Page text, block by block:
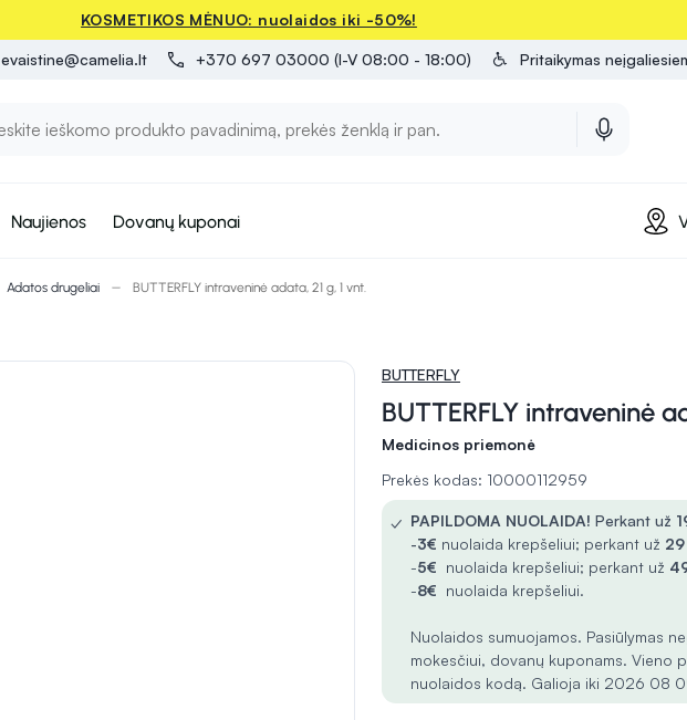
KOSMETIKOS MĖNUO: nuolaidos iki -50%!
evaistine@camelia.lt +370 697 03000 (I-V 08:00 - 18:00) Pritaikymas
Naujienos Dovanų kuponai
Adatos drugeliai BUTTERFLY intraveninė adata, 21 g, 1 vnt.
BUTTERFLY
BUTTERFLY intraveninė
Medicinos priemonė
Prekės kodas: 10000112959
✓ PAPILDOMA NUOLAIDA! Perkant už
-3€ nuolaida krepšeliui; perkant už
-5€ nuolaida krepšeliui; perkant už
-8€ nuolaida krepšeliui.
Nuolaidos sumuojamos. Pasiūlymas
mokesčiui, dovanų kuponams. Vieno
nuolaidos kodą. Galioja iki 2026 08